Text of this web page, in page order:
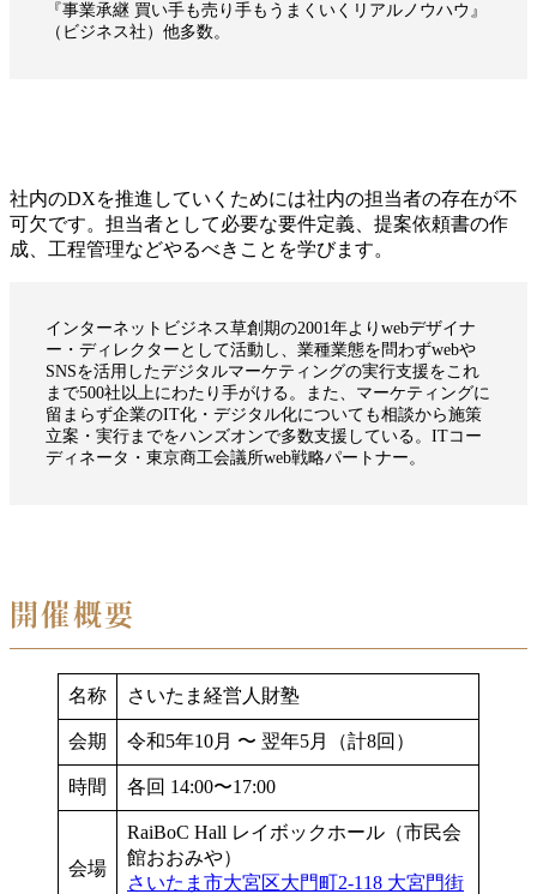
『事業承継 買い手も売り手もうまくいくリアルノウハウ』
（ビジネス社）他多数。
社内のDXを推進していくためには社内の担当者の存在が不
可欠です。担当者として必要な要件定義、提案依頼書の作
成、工程管理などやるべきことを学びます。
インターネットビジネス草創期の2001年よりwebデザイナ
ー・ディレクターとして活動し、業種業態を問わずwebや
SNSを活用したデジタルマーケティングの実行支援をこれ
まで500社以上にわたり手がける。また、マーケティングに
留まらず企業のIT化・デジタル化についても相談から施策
立案・実行までをハンズオンで多数支援している。ITコー
ディネータ・東京商工会議所web戦略パートナー。
開催概要
名称 さいたま経営人財塾
会期 令和5年10月 〜 翌年5月（計8回）
時間 各回 14:00〜17:00
会場
RaiBoC Hall レイボックホール（市民会
館おおみや）
さいたま市大宮区大門町2-118 大宮門街